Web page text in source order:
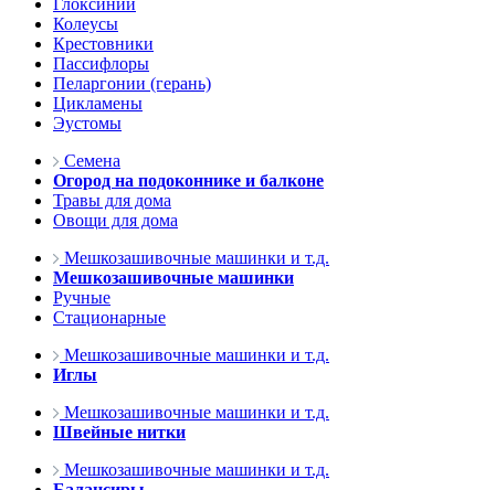
Глоксинии
Колеусы
Крестовники
Пассифлоры
Пеларгонии (герань)
Цикламены
Эустомы
Семена
Огород на подоконнике и балконе
Травы для дома
Овощи для дома
Мешкозашивочные машинки и т.д.
Мешкозашивочные машинки
Ручные
Стационарные
Мешкозашивочные машинки и т.д.
Иглы
Мешкозашивочные машинки и т.д.
Швейные нитки
Мешкозашивочные машинки и т.д.